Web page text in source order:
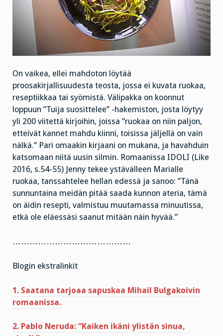
On vaikea, ellei mahdoton löytää
proosakirjallisuudesta teosta, jossa ei kuvata ruokaa,
reseptiikkaa tai syömistä. Välipakka on koonnut
loppuun ”Tuija suosittelee” -hakemiston, josta löytyy
yli 200 viitettä kirjoihin, joissa ”ruokaa on niin paljon,
etteivät kannet mahdu kiinni, toisissa jäljellä on vain
nälkä.” Pari omaakin kirjaani on mukana, ja havahduin
katsomaan niitä uusin silmin. Romaanissa IDOLI (Like
2016, s.54-55) Jenny tekee ystävälleen Marialle
ruokaa, tanssahtelee hellan edessä ja sanoo: ”Tänä
sunnuntaina meidän pitää saada kunnon ateria, tämä
on äidin resepti, valmistuu muutamassa minuutissa,
etkä ole eläessäsi saanut mitään näin hyvää.”
……………………………………
Blogin ekstralinkit
1. Saatana tarjoaa sapuskaa Mihail Bulgakoivin
romaanissa.
2. Pablo Neruda: ”Kaiken ikäni ylistän sinua,